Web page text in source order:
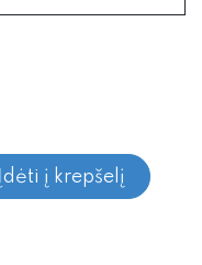
Įdėti į krepšelį